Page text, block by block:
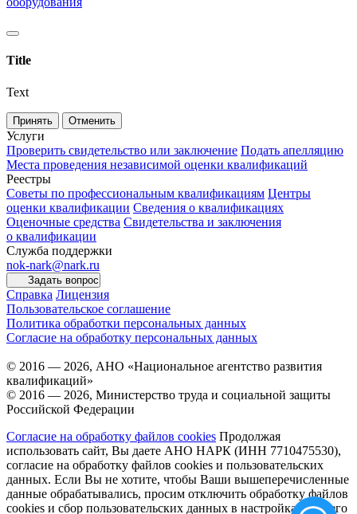
Title
Text
Принять Отменить
Услуги
Проверить свидетельство или заключение Подать апелляцию
Места проведения независимой оценки квалификаций
Реестры
Советы по профессиональным квалификациям Центры
оценки квалификации Сведения о квалификациях
Оценочные средства Свидетельства и заключения
о квалификации
Служба поддержки
nok-nark@nark.ru
Задать вопрос
Справка Лицензия
Пользовательское соглашение
Политика обработки персональных данных
Согласие на обработку персональных данных
© 2016 — 2026, АНО «Национальное агентство развития
квалификаций»
© 2016 — 2026, Министерство труда и социальной защиты
Российской Федерации
Согласие на обработку файлов cookies Продолжая
использовать сайт, Вы даете АНО НАРК (ИНН 7710475530),
согласие на обработку файлов cookies и пользовательских
данных. Если Вы не хотите, чтобы Ваши вышеперечисленные
данные обрабатывались, просим отключить обработку файлов
cookies и сбор пользовательских данных в настройках Вашего